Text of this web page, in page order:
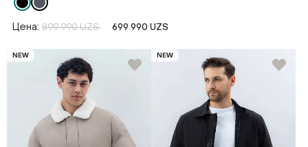
Цена: 899 990 UZS 699 990 UZS
NEW NEW